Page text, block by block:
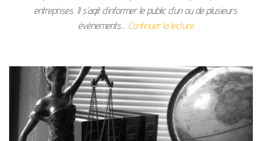
entreprises. Il s’agit d’informer le public d’un ou de plusieurs
évènements… Continuer la lecture